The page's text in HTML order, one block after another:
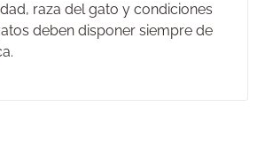
raza del gato y condiciones
deben disponer siempre de